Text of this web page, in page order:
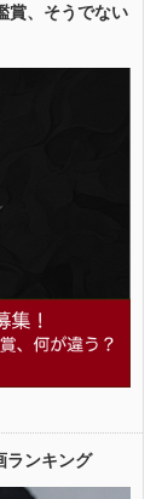
賞、そうでない
ランキング